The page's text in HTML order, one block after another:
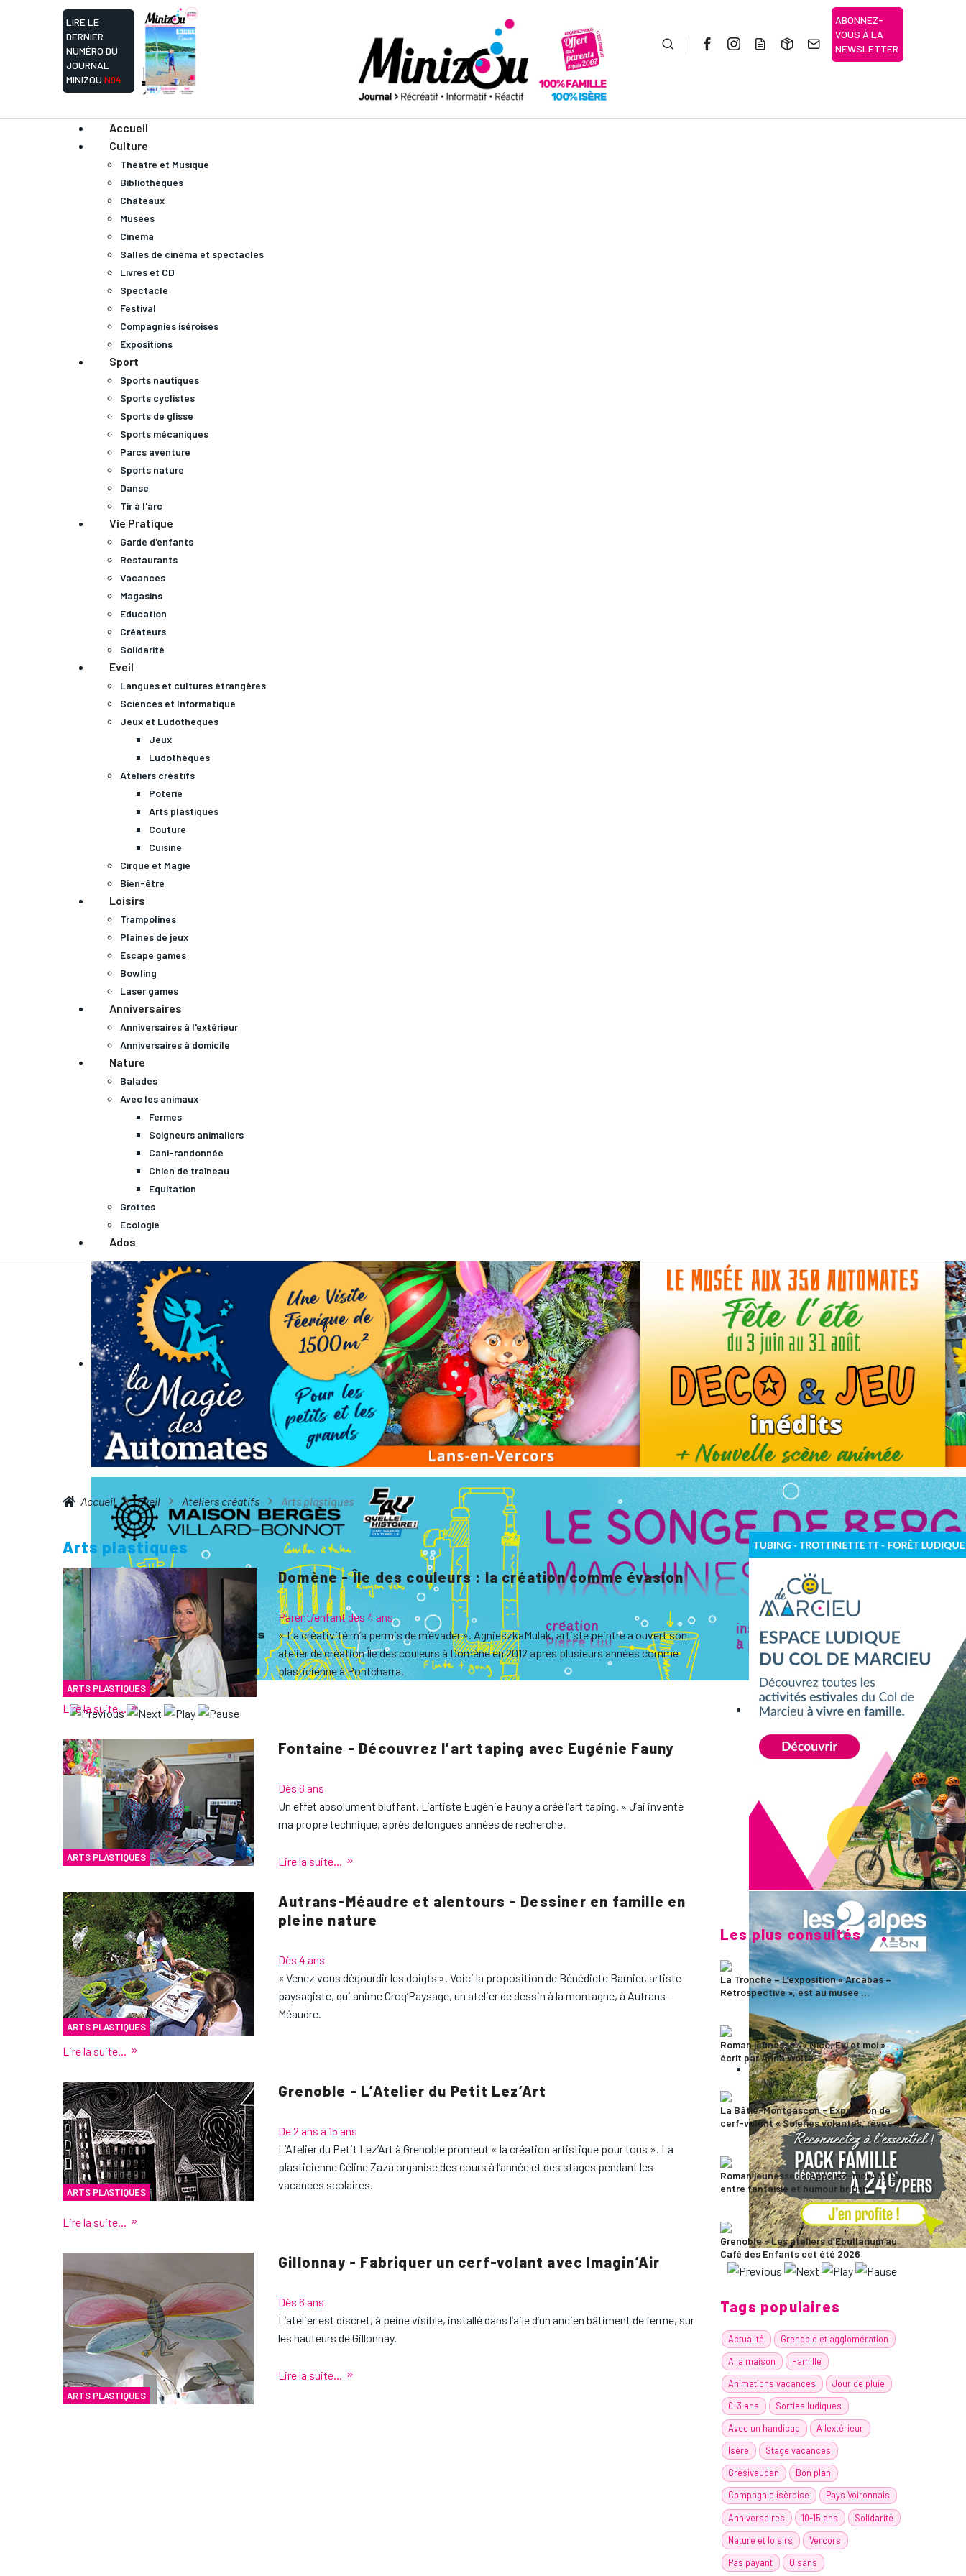
LIRE LE
DERNIER
NUMÉRO DU
JOURNAL
MINIZOU N94
Rechercher
ABONNEZ-
VOUS À LA
NEWSLETTER
Accueil
Culture
Théâtre et Musique
Bibliothèques
Châteaux
Musées
Cinéma
Salles de cinéma et spectacles
Livres et CD
Spectacle
Festival
Compagnies iséroises
Expositions
Sport
Sports nautiques
Sports cyclistes
Sports de glisse
Sports mécaniques
Parcs aventure
Sports nature
Danse
Tir à l'arc
Vie Pratique
Garde d'enfants
Restaurants
Vacances
Magasins
Education
Créateurs
Solidarité
Eveil
Langues et cultures étrangères
Sciences et Informatique
Jeux et Ludothèques
Jeux
Ludothèques
Ateliers créatifs
Poterie
Arts plastiques
Couture
Cuisine
Cirque et Magie
Bien-être
Loisirs
Trampolines
Plaines de jeux
Escape games
Bowling
Laser games
Anniversaires
Anniversaires à l'extérieur
Anniversaires à domicile
Nature
Balades
Avec les animaux
Fermes
Soigneurs animaliers
Cani-randonnée
Chien de traîneau
Equitation
Grottes
Ecologie
Ados
Accueil Eveil Ateliers créatifs Arts plastiques
Arts plastiques
ARTS PLASTIQUES
Domène - Île des couleurs : la création comme évasion
Parent/enfant dès 4 ans
« La créativité m’a permis de m’évader ». AgnieszkaMulak, artiste peintre a ouvert son
atelier de création Île des couleurs à Domène en 2012 après plusieurs années comme
plasticienne à Pontcharra.
Lire la suite...
ARTS PLASTIQUES
Fontaine - Découvrez l’art taping avec Eugénie Fauny
Dès 6 ans
Un effet absolument bluffant. L’artiste Eugénie Fauny a créé l’art taping. « J’ai inventé
ma propre technique, après de longues années de recherche.
Lire la suite...
ARTS PLASTIQUES
Autrans-Méaudre et alentours - Dessiner en famille en
pleine nature
Dès 4 ans
« Venez vous dégourdir les doigts ». Voici la proposition de Bénédicte Barnier, artiste
paysagiste, qui anime Croq’Paysage, un atelier de dessin à la montagne, à Autrans-
Méaudre.
Lire la suite...
ARTS PLASTIQUES
Grenoble - L’Atelier du Petit Lez’Art
De 2 ans à 15 ans
L’Atelier du Petit Lez’Art à Grenoble promeut « la création artistique pour tous ». La
plasticienne Céline Zaza organise des cours à l’année et des stages pendant les
vacances scolaires.
Lire la suite...
ARTS PLASTIQUES
Gillonnay - Fabriquer un cerf-volant avec Imagin’Air
Dès 6 ans
L’atelier est discret, à peine visible, installé dans l’aile d’un ancien bâtiment de ferme, sur
les hauteurs de Gillonnay.
Lire la suite...
Les plus consultés
La Tronche – L’exposition « Arcabas –
Rétrospective », est au musée ...
Roman jeunesse : « Nico, Evi et moi »
écrit par Anna Woltz
La Bâtie-Montgascon - Exposition de
cerf-volant « Soieries volantes, rêves ...
Roman jeunesse : « Appelez-moi Aby ! »,
entre fantaisie et humour british
Grenoble - Les ateliers d’Ebullarium au
Café des Enfants cet été 2026
Tags populaires
Actualité
Grenoble et agglomération
A la maison
Famille
Animations vacances
Jour de pluie
0-3 ans
Sorties ludiques
Avec un handicap
A l'extérieur
Isère
Stage vacances
Grésivaudan
Bon plan
Compagnie isèroise
Pays Voironnais
Anniversaires
10-15 ans
Solidarité
Nature et loisirs
Vercors
Pas payant
Oisans